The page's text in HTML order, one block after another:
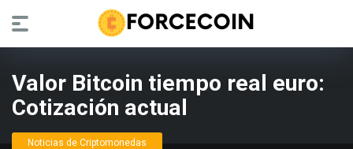
Valor Bitcoin tiempo real euro:
Cotización actual
Noticias de Criptomonedas